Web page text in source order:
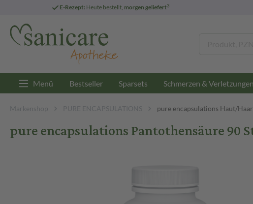
E-Rezept: Heute bestellt, morgen geliefert3
Menü Bestseller Sparsets Schmerzen & Verletzungen
Markenshop PURE ENCAPSULATIONS pure encapsulations Haut/
pure encapsulations Pantothensäure 90